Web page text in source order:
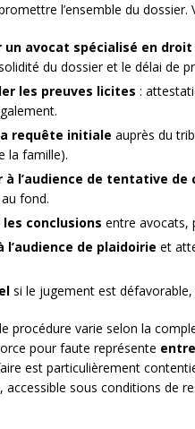
l’ensemble du dossier.
un avocat spécialisé en
du dossier et le délai de
les preuves licites :
requête initiale auprès du
la famille).
à l’audience de tentative de
fond.
les conclusions entre avocats,
l’audience de plaidoirie et
si le jugement est
procédure varie selon la
pour faute représente
est particulièrement
, accessible sous conditions de